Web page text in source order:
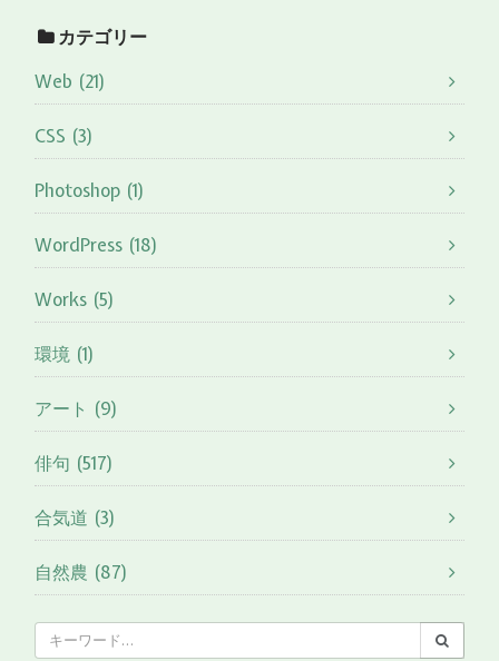
カテゴリー
Web (21)
CSS (3)
Photoshop (1)
WordPress (18)
Works (5)
環境 (1)
アート (9)
俳句 (517)
合気道 (3)
自然農 (87)